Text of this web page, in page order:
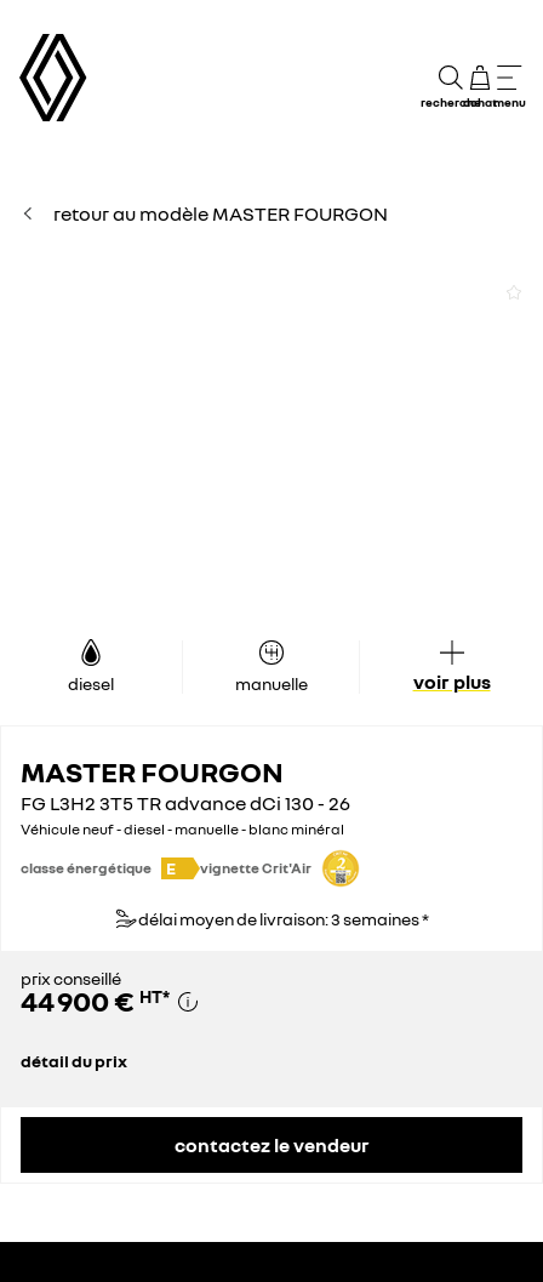
rechercheachatmenu
retour au modèle MASTER FOURGON
diesel manuelle voir plus
MASTER FOURGON
FG L3H2 3T5 TR advance dCi 130 - 26
Véhicule neuf - diesel - manuelle - blanc minéral
classe énergétique E vignette Crit'Air
délai moyen de livraison: 3 semaines *
prix conseillé
44 900 € HT*
détail du prix
contactez le vendeur